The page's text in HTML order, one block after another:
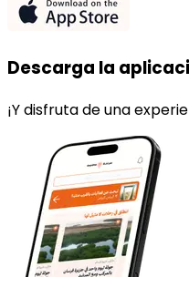
Descarga la
¡Y disfruta de una